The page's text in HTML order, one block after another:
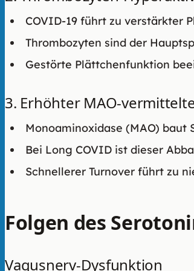
COVID-19 führt zu verstärkter
Thrombozyten sind der
Gestörte Plättchenfunktion
3. Erhöhter MAO-
Monoaminoxidase (MAO) baut
Bei Long COVID ist dieser
Schnellerer Turnover führt zu
Folgen des
Vagusnerv-Dysfunktion